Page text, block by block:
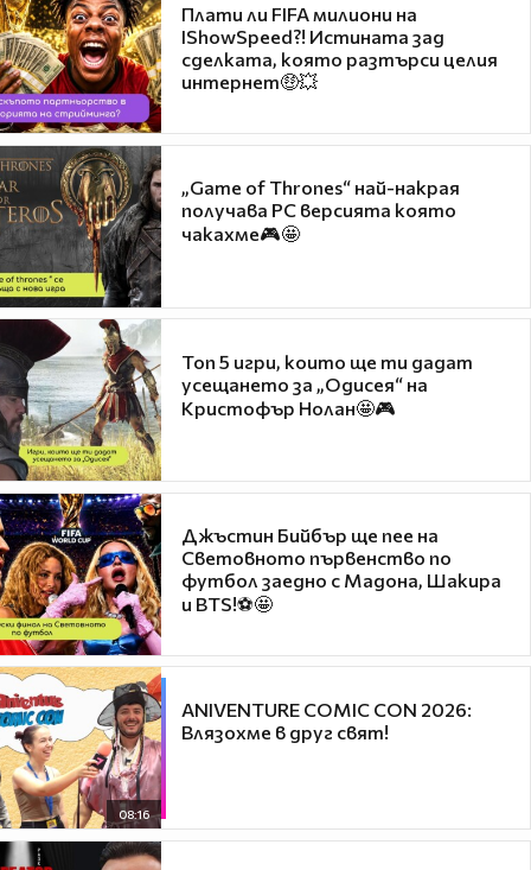
Плати ли FIFA милиони на
IShowSpeed?! Истината зад
сделката, която разтърси целия
интернет🤑💥
„Game of Thrones“ най-накрая
получава PC версията която
чакахме🎮🤩
Топ 5 игри, които ще ти дадат
усещането за „Одисея“ на
Кристофър Нолан🤩🎮
Джъстин Бийбър ще пее на
Световното първенство по
футбол заедно с Мадона, Шакира
и BTS!⚽🤩
08:16
ANIVENTURE COMIC CON 2026:
Влязохме в друг свят!